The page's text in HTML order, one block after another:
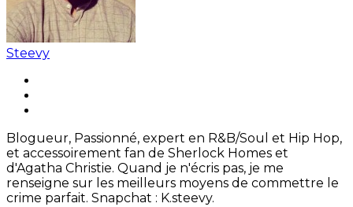
Steevy
Blogueur, Passionné, expert en R&B/Soul et Hip Hop,
et accessoirement fan de Sherlock Homes et
d'Agatha Christie. Quand je n'écris pas, je me
renseigne sur les meilleurs moyens de commettre le
crime parfait. Snapchat : K.steevy.